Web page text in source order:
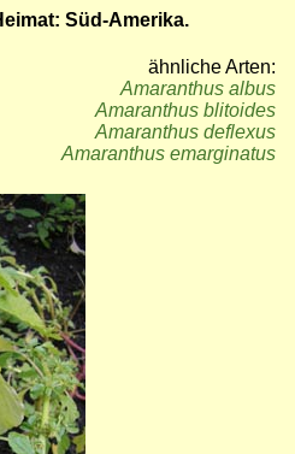
Süd-Amerika.
ähnliche Arten:
Amaranthus albus
Amaranthus blitoides
Amaranthus deflexus
Amaranthus emarginatus